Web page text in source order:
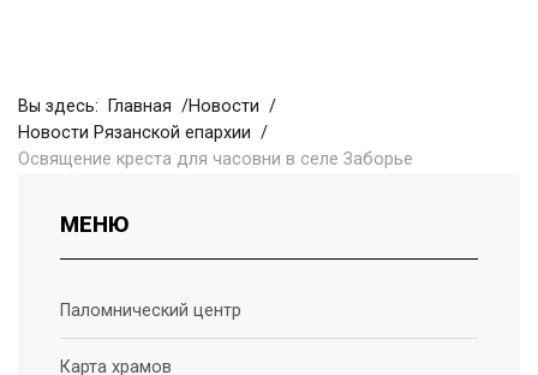
Вы здесь: Главная
Новости
Новости Рязанской епархии
Освящение креста для часовни в селе Заборье
МЕНЮ
Паломнический центр
Карта храмов